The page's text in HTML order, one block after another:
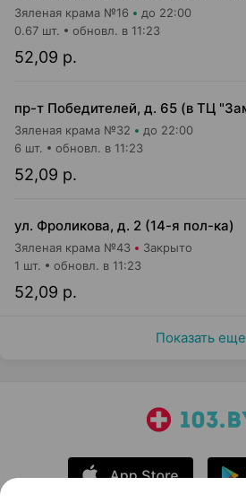
Зяленая крама №16 до 22:00
52,09 р.
0.67 шт. обновл. в 11:23
Зяленая крама №32 до 22:00
52,09 р.
6 шт. обновл. в 11:23
ул. Фроликова, д. 2 (14-я пол-ка)
Зяленая крама №43 Закрыто
52,09 р.
1 шт. обновл. в 11:23
Показать еще